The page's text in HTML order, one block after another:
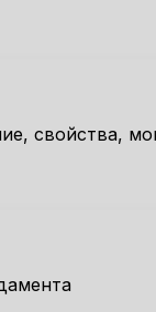
свойства,